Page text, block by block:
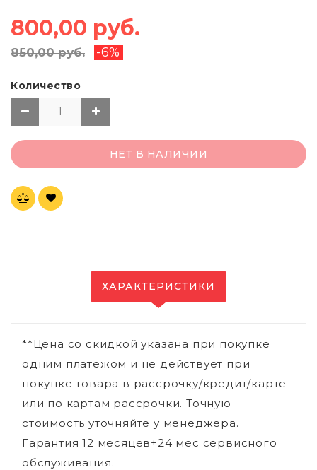
800,00 руб.
850,00 руб. -6%
Количество
НЕТ В НАЛИЧИИ
ХАРАКТЕРИСТИКИ
**Цена со скидкой указана при покупке
одним платежом и не действует при
покупке товара в рассрочку/кредит/карте
или по картам рассрочки. Точную
стоимость уточняйте у менеджера.
Гарантия 12 месяцев+24 мес сервисного
обслуживания.